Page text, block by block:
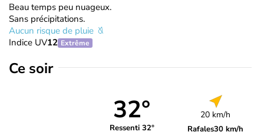
Beau temps peu nuageux.
Sans précipitations.
Aucun risque de pluie
Indice UV12 Extrême
Ce soir
32°
Ressenti 32°
20 km/h
Rafales30 km/h